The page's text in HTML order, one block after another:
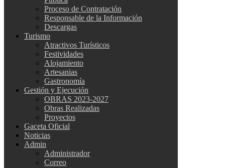
Proceso de Contratación
Responsable de la Información
Descargas
Turismo
Atractivos Turísticos
Festividades
Alojamiento
Artesanias
Gastronomía
Gestión y Ejecución
OBRAS 2023-2027
Obras Realizadas
Proyectos
Gaceta Oficial
Noticias
Admin
Administrador
Correo